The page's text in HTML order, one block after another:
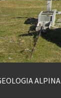
ALPINA